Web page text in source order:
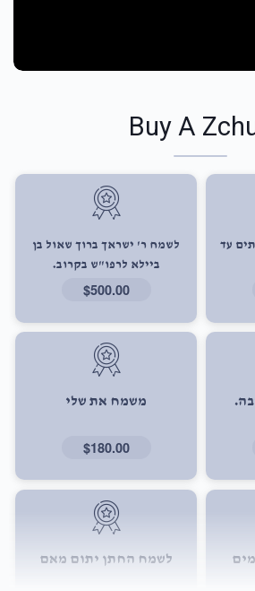
Buy A
עד
לשמח ר' ישראך ברוך שאול בן
ביילא לרפו"ש בקרוב.
$500.00
משמח את שלי
$180.00
לשמח החתן יתום מאם